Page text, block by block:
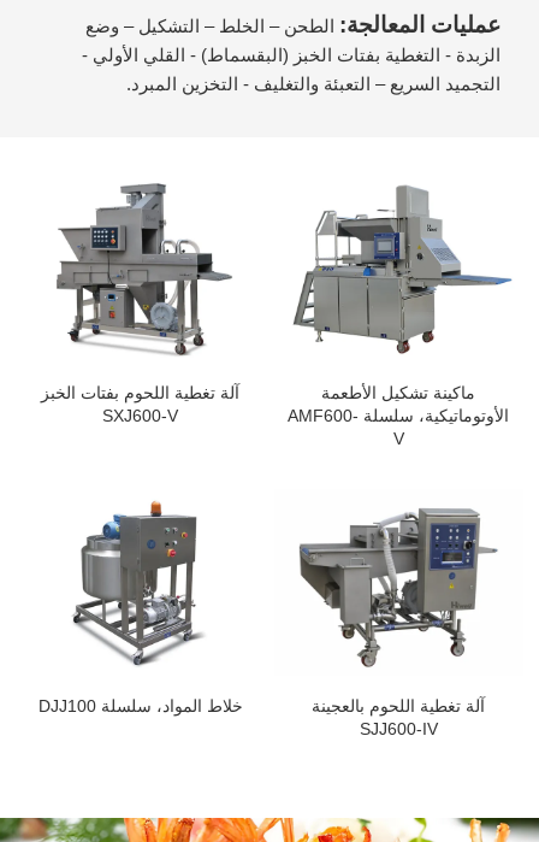
عمليات المعالجة: الطحن – الخلط – التشكيل – وضع
الزبدة - التغطية بفتات الخبز (البقسماط) - القلي الأولي -
التجميد السريع – التعبئة والتغليف - التخزين المبرد.
ماكينة تشكيل الأطعمة
الأوتوماتيكية، سلسلة AMF600-
V
آلة تغطية اللحوم بفتات الخبز
SXJ600-V
آلة تغطية اللحوم بالعجينة
SJJ600-IV
خلاط المواد، سلسلة DJJ100